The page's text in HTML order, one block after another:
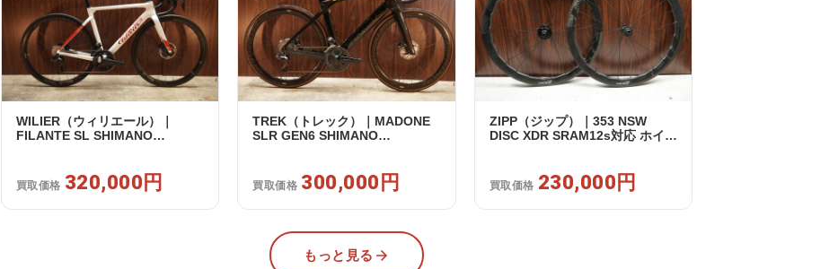
WILIER（ウィリエール）｜
FILANTE SL SHIMANO
320,000円
買取価格 320,000円
TREK（トレック）｜MADONE
SLR GEN6 SHIMANO
300,000円
買取価格 300,000円
ZIPP（ジップ）｜353 NSW
DISC XDR SRAM12s対応 ホイー
買取価格 230,000円
もっと見る